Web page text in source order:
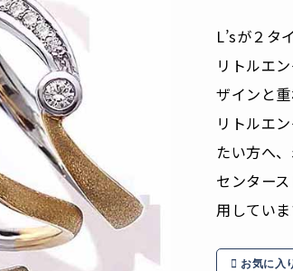
L’sが２タ
リトルエ
ザインと
リトルエ
たい方へ
センター
用していま
お気に入